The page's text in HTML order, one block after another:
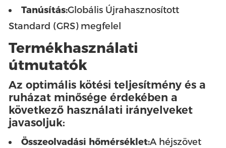
Tanúsítás:Globális Újrahasznosított
Standard (GRS) megfelel
Termékhasználati
útmutatók
Az optimális kötési teljesítmény és a
ruházat minősége érdekében a
következő használati irányelveket
javasoljuk:
Összeolvadási hőmérséklet:A héjszövet